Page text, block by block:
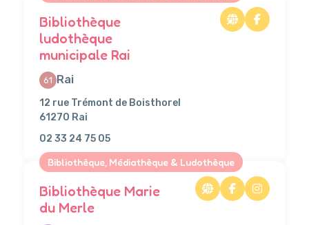
Bibliothèque
ludothèque
municipale Rai
61 Rai
12 rue Trémont de Boisthorel
61270 Rai
02 33 24 75 05
Bibliothèque, Médiathèque & Ludothèque
Bibliothèque Marie
du Merle